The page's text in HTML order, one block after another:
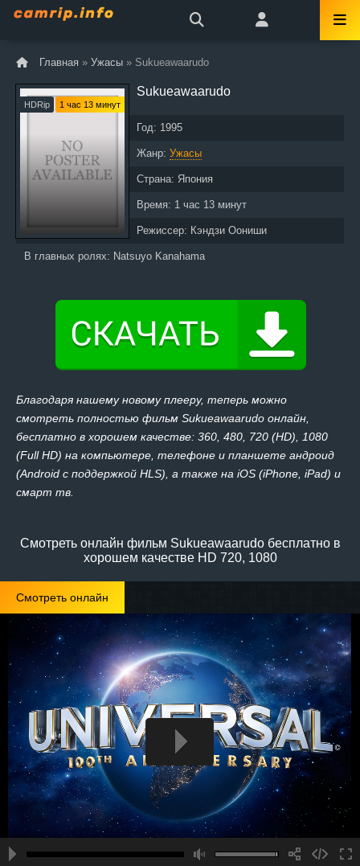
Главная » Ужасы » Sukueawaarudo
HDRip 1 час 13 минут
Sukueawaarudo
Год: 1995
Жанр: Ужасы
Страна: Япония
Время: 1 час 13 минут
Режиссер: Кэндзи Оониши
В главных ролях: Natsuyo Kanahama
Благодаря нашему новому плееру, теперь можно
смотреть полностью фильм Sukueawaarudo онлайн,
бесплатно в хорошем качестве: 360, 480, 720 (HD), 1080
(Full HD) на компьютере, телефоне и планшете андроид
(Android с поддержкой HLS), а также на iOS (iPhone, iPad) и
смарт тв.
Смотреть онлайн фильм Sukueawaarudo бесплатно в
хорошем качестве HD 720, 1080
Смотреть онлайн